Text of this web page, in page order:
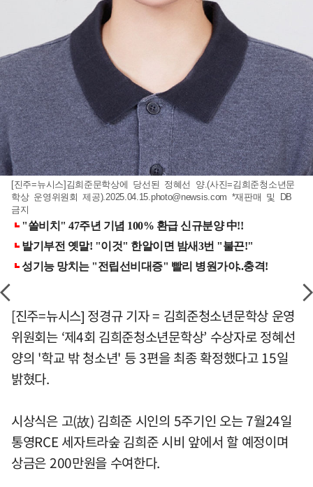
[진주=뉴시스]김희준문학상에 당선된 정혜선 양.(사진=김희준청소년문
학상 운영위원회 제공).2025.04.15.photo@newsis.com *재판매 및 DB
금지
[진주=뉴시스] 정경규 기자 = 김희준청소년문학상 운영
위원회는 ‘제4회 김희준청소년문학상’ 수상자로 정혜선
양의 '학교 밖 청소년' 등 3편을 최종 확정했다고 15일
밝혔다.
시상식은 고(故) 김희준 시인의 5주기인 오는 7월24일
통영RCE 세자트라숲 김희준 시비 앞에서 할 예정이며
상금은 200만원을 수여한다.